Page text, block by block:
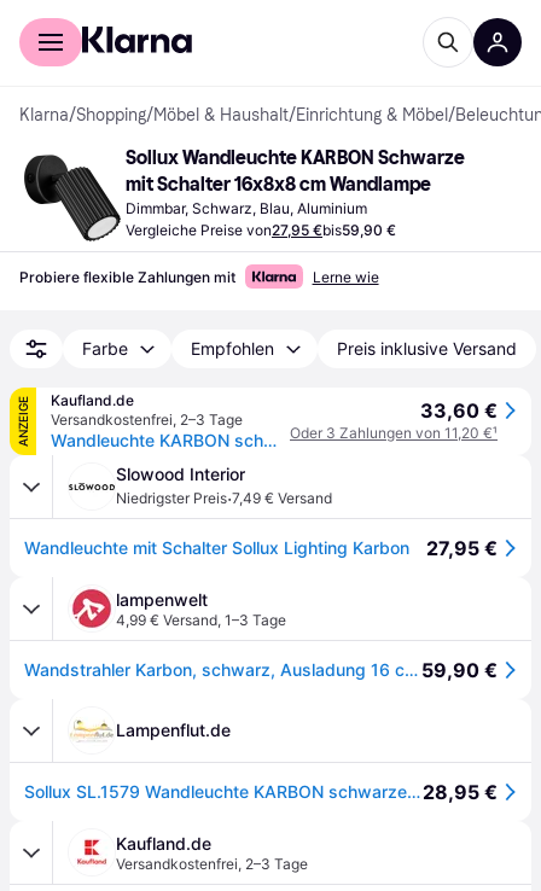
Für Shopper
Klarna/Shopping/Möbel & Haushalt/Einrichtung & Möbel /
Sollux Wandleuchte KARBON Schwarze
mit Schalter 16x8x8 cm Wandlampe
Dimmbar, Schwarz, Blau, Aluminium
Vergleiche Preise von27,95 €bis59,90 €
Probiere flexible Zahlungen mit Lerne wie
Farbe Empfohlen Preis inklusive Versand
ANZEIGE
Kaufland.de
Versandkostenfrei, 2–3 Tage
Wandleuchte KARBON schwarze mit Schalter 1xGU10 10W Aluminium 16x8x8cm Sollux Lighting
33,60 €
Oder 3 Zahlungen von 11,20 €¹
Slowood Interior
Niedrigster Preis·7,49 € Versand
Wandleuchte mit Schalter Sollux Lighting Karbon 27,95 €
lampenwelt
4,99 € Versand, 1–3 Tage
Wandstrahler Karbon, schwarz, Ausladung 16 cm, Schalter, Alu 59,90 €
Lampenflut.de
Sollux SL.1579 Wandleuchte KARBON schwarze mit Schalter28,95 €
Kaufland.de
Versandkostenfrei, 2–3 Tage